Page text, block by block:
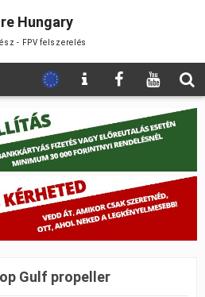
Hungary
- FPV felszerelés
Gulf propeller